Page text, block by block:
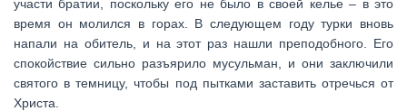
участи братии, поскольку его не было в своей келье – в это
время он молился в горах. В следующем году турки вновь
напали на обитель, и на этот раз нашли преподобного. Его
спокойствие сильно разъярило мусульман, и они заключили
святого в темницу, чтобы под пытками заставить отречься от
Христа.